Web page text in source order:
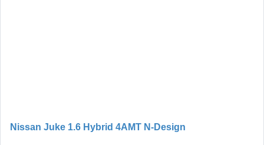
Nissan Juke 1.6 Hybrid 4AMT N-Design